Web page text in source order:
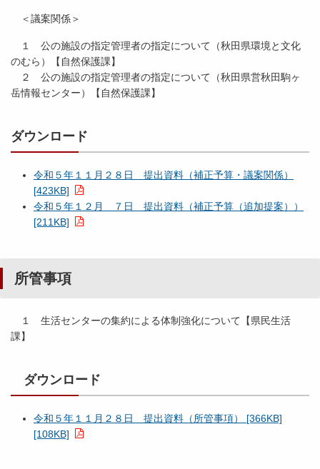
＜議案関係＞
１ 公の施設の指定管理者の指定について（秋田県環境と文化
のむら）【自然保護課】
２ 公の施設の指定管理者の指定について（秋田県営秋田駒ヶ
岳情報センター）【自然保護課】
ダウンロード
令和５年１１月２８日 提出資料（補正予算・議案関係）
[423KB]
令和５年１２月 ７日 提出資料（補正予算（追加提案））
[211KB]
所管事項
１ 生活センターの集約による体制強化について【県民生活
課】
ダウンロード
令和５年１１月２８日 提出資料（所管事項） [366KB]
[108KB]